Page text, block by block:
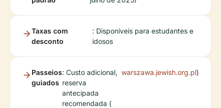
Taxas com
desconto
: Disponíveis para estudantes e
idosos
Passeios
guiados
: Custo adicional,
reserva
antecipada
recomendada (
warszawa.jewish.org.pl)